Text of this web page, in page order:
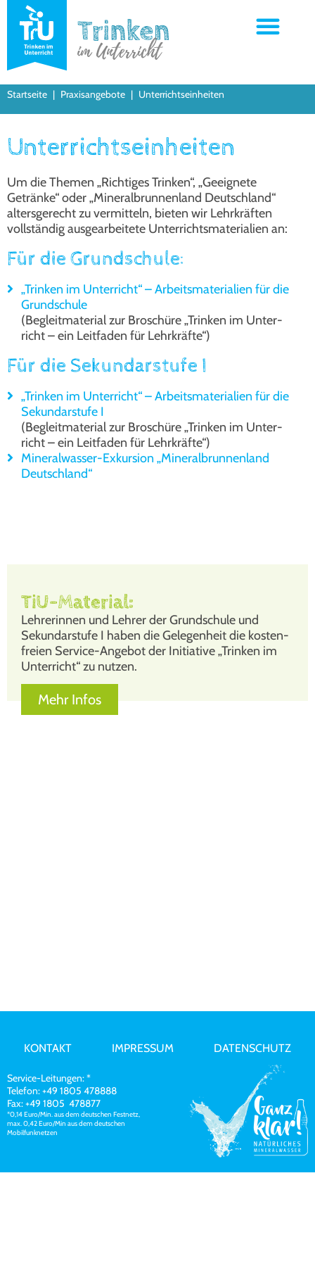
Startseite | Praxisangebote | Unterrichtseinheiten
Unterrichtseinheiten
Um die The­men „Rich­ti­ges Trin­ken“, „Geeig­ne­te
Geträn­ke“ oder „Mine­ral­brun­nen­land Deutsch­land“
alters­ge­recht zu ver­mit­teln, bie­ten wir Lehr­kräf­ten
voll­stän­dig aus­ge­ar­bei­te­te Unter­richts­ma­te­ria­li­en an:
Für die Grundschule:
„Trin­ken im Unter­richt“ – Arbeits­ma­te­ria­li­en für die
Grund­schu­le
(Begleit­ma­te­ri­al zur Bro­schü­re „Trin­ken im Unter­
richt – ein Leit­fa­den für Lehr­kräf­te“)
Für die Sekundarstufe I
„Trin­ken im Unter­richt“ – Arbeits­ma­te­ria­li­en für die
Sekun­dar­stu­fe I
(Begleit­ma­te­ri­al zur Bro­schü­re „Trin­ken im Unter­
richt – ein Leit­fa­den für Lehr­kräf­te“)
Mine­ral­was­ser-Exkur­si­on „Mine­ral­brun­nen­land
Deutsch­land“
TiU-Material:
Leh­re­rin­nen und Leh­rer der Grund­schu­le und
Sekun­dar­stu­fe I haben die Gele­gen­heit die kos­ten­
frei­en Ser­vice-Ange­bot der Initia­ti­ve „Trin­ken im
Unter­richt“ zu nut­zen.
Mehr Infos
KONTAKT IMPRESSUM DATENSCHUTZ
Service-Leitungen: *
Telefon: +49 1805 478888
Fax: +49 1805 478877
*0,14 Euro/Min. aus dem deutschen Festnetz,
max. 0,42 Euro/Min aus dem deutschen
Mobilfunknetzen